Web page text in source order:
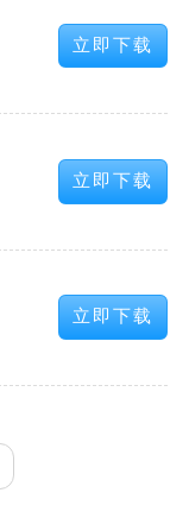
立即下载
立即下载
立即下载